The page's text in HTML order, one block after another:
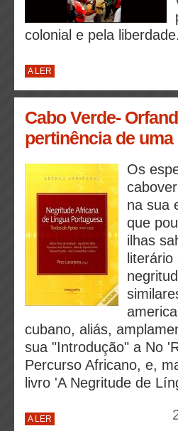
colonial e pela liberdade.
A LER
Cabo Verde-
pertinência de
Os
na sua
que
ilhas
cubano, aliás,
sua "Introdução" a No
Percurso Africano, e,
livro 'A Negritude de
A LER